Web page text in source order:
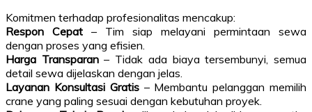
Komitmen terhadap profesionalitas mencakup:
Respon Cepat – Tim siap melayani permintaan sewa
dengan proses yang efisien.
Harga Transparan– Tidak ada biaya tersembunyi, semua
detail sewa dijelaskan dengan jelas.
Layanan Konsultasi Gratis– Membantu pelanggan memilih
crane yang paling sesuai dengan kebutuhan proyek.